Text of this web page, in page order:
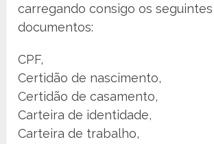
carregando consigo os seguintes
documentos:
CPF,
Certidão de nascimento,
Certidão de casamento,
Carteira de identidade,
Carteira de trabalho,